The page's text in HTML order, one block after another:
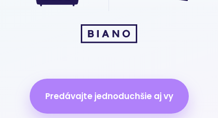
Predávajte jednoduchšie aj vy